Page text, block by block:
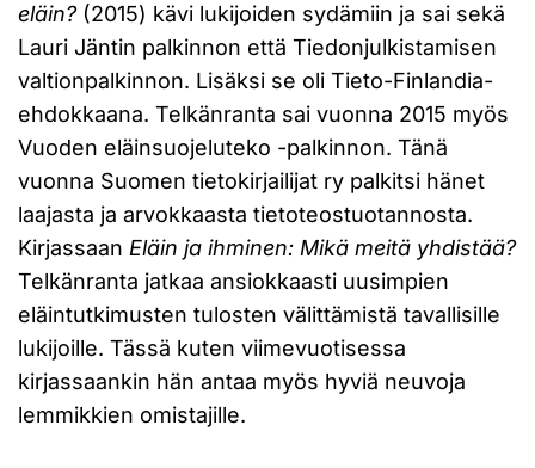
eläin?(2015) kävi lukijoiden sydämiin ja sai sekä
Lauri Jäntin palkinnon että Tiedonjulkistamisen
valtionpalkinnon. Lisäksi se oli Tieto-Finlandia-
ehdokkaana. Telkänranta sai vuonna 2015 myös
Vuoden eläinsuojeluteko -palkinnon. Tänä
vuonna Suomen tietokirjailijat ry palkitsi hänet
laajasta ja arvokkaasta tietoteostuotannosta.
Kirjassaan Eläin ja ihminen: Mikä meitä yhdistää?
Telkänranta jatkaa ansiokkaasti uusimpien
eläintutkimusten tulosten välittämistä tavallisille
lukijoille. Tässä kuten viimevuotisessa
kirjassaankin hän antaa myös hyviä neuvoja
lemmikkien omistajille.